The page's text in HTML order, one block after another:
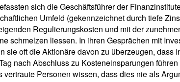
sich die Geschäftsführer der
Umfeld (gekennzeichnet durch tiefe
Regulierungskosten und mit der
schmelzen liessen. In ihren Gesprächen mit
sie oft die Aktionäre davon zu überzeugen, dass
nach Abschluss zu Kosteneinsparungen
vertraute Personen wissen, dass dies nie als